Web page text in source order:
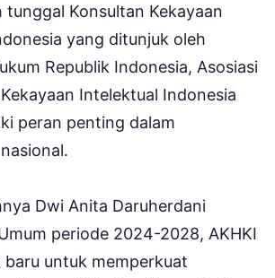
tunggal Konsultan Kekayaan
yang ditunjuk oleh
Republik Indonesia, Asosiasi
Intelektual Indonesia
peran penting dalam
Dwi Anita Daruherdani
periode 2024-2028, AKHKI
baru untuk memperkuat